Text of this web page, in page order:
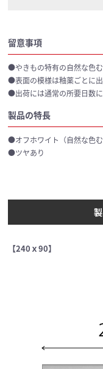
留意事項
●やきもの特有の自然な色む
●表面の模様は釉薬ごとに出
●出荷には通常の所要日数に
製品の特長
●オフホワイト（自然な色む
●ツヤあり
【240ｘ90】